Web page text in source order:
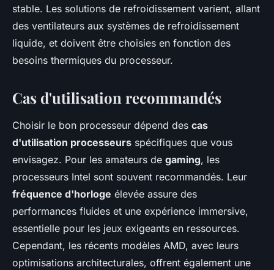
stable. Les solutions de refroidissement varient, allant
des ventilateurs aux systèmes de refroidissement
liquide, et doivent être choisies en fonction des
besoins thermiques du processeur.
Cas d'utilisation recommandés
Choisir le bon processeur dépend des cas
d'utilisation processeurs spécifiques que vous
envisagez. Pour les amateurs de gaming, les
processeurs Intel sont souvent recommandés. Leur
fréquence d'horloge élevée assure des
performances fluides et une expérience immersive,
essentielle pour les jeux exigeants en ressources.
Cependant, les récents modèles AMD, avec leurs
optimisations architecturales, offrent également une